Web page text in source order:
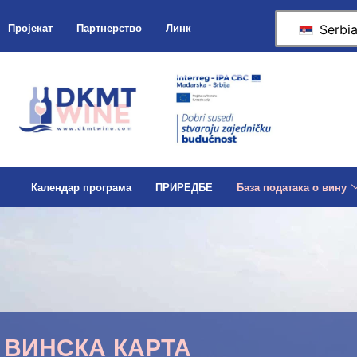
Пројекат Партнерство Линк
Календар програма ПРИРЕДБЕ База података о вину
ВИНСКА КАРТА